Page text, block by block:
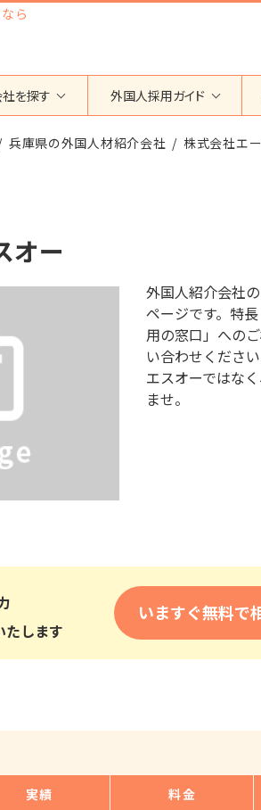
ら
を探す
ら検索する
ンマー
ール
他の国籍
在留資格から検索
高度専門職
留学
インターンシップ
特定活動
介護
医療
外国人採用ガイド
特定技能
在留資格・ビザ
教育・研修
採用市場
調査・プレスリリース
お役立ち資料
兵庫県の外国人材紹介会社 株式会社エ
オー
外国人紹介会社
ページです。特
用の窓口」への
い合わせくださ
エスオーではな
ませ。
たします
いますぐ無料で
実績 料金